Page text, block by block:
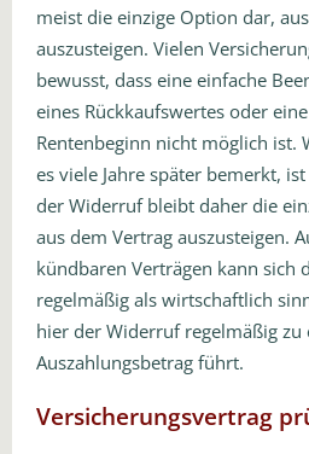
meist die einzige Option dar,
auszusteigen. Vielen
bewusst, dass eine einfache
eines Rückkaufswertes oder
Rentenbeginn nicht möglich ist.
es viele Jahre später bemerkt,
der Widerruf bleibt daher die
aus dem Vertrag auszusteigen.
kündbaren Verträgen kann sich
regelmäßig als wirtschaftlich
hier der Widerruf regelmäßig
Auszahlungsbetrag führt.
Versicherungsvertrag